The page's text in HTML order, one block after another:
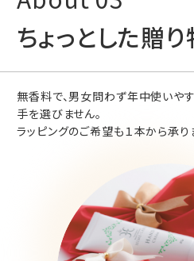
ちょっとした贈
無香料で、男女問わず年中使いや
手を選びません。
ラッピングのご希望も１本から承り